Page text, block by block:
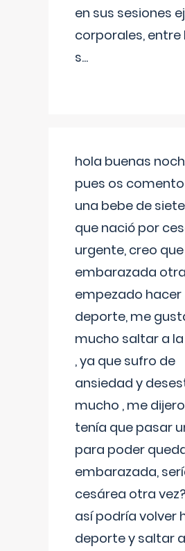
en sus sesiones
corporales, entre
s...
hola buenas
pues os
una bebe de
que nació por
urgente, creo
embarazada otra
empezado hacer
deporte, me
mucho saltar a
, ya que sufro de
ansiedad y
mucho , me
tenía que pasar
para poder
embarazada,
cesárea otra
así podría volver
deporte y saltar